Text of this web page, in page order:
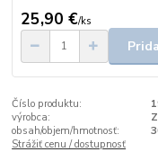
25,90 €/ks
Číslo produktu:
výrobca:
obsah/objem/hmotnosť:
Strážiť cenu / dostupnosť